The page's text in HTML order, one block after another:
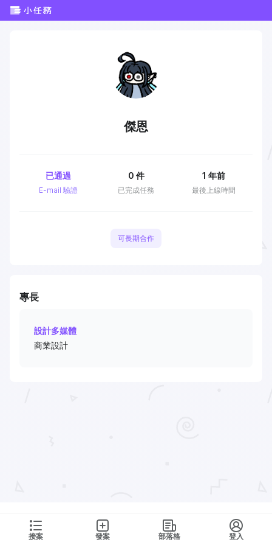
接案 發案 部落格 登入
傑恩
E-mail 驗證
已通過
已完成任務
0 件
最後上線時間
1 年前
可長期合作
專長
設計多媒體
商業設計